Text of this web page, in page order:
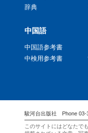
辞典
中国語
中国語参考書
中検用参考書
駿河台出版社 Phone 03-
このサイトにはどなたで